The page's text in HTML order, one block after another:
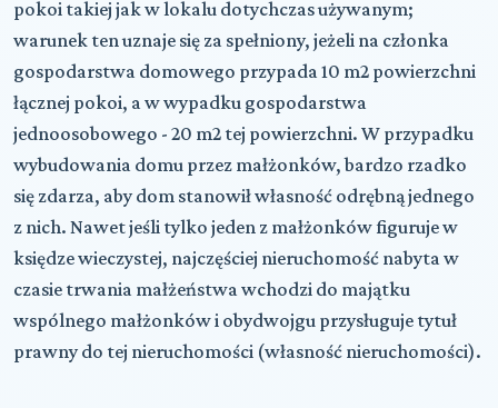
pokoi takiej jak w lokalu dotychczas używanym;
warunek ten uznaje się za spełniony, jeżeli na członka
gospodarstwa domowego przypada 10 m2 powierzchni
łącznej pokoi, a w wypadku gospodarstwa
jednoosobowego - 20 m2 tej powierzchni. W przypadku
wybudowania domu przez małżonków, bardzo rzadko
się zdarza, aby dom stanowił własność odrębną jednego
z nich. Nawet jeśli tylko jeden z małżonków figuruje w
księdze wieczystej, najczęściej nieruchomość nabyta w
czasie trwania małżeństwa wchodzi do majątku
wspólnego małżonków i obydwojgu przysługuje tytuł
prawny do tej nieruchomości (własność nieruchomości).